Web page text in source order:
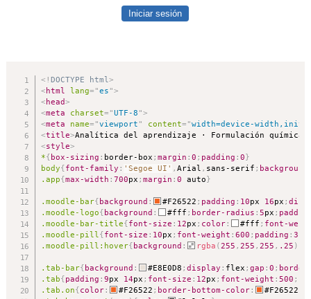
Iniciar sesión